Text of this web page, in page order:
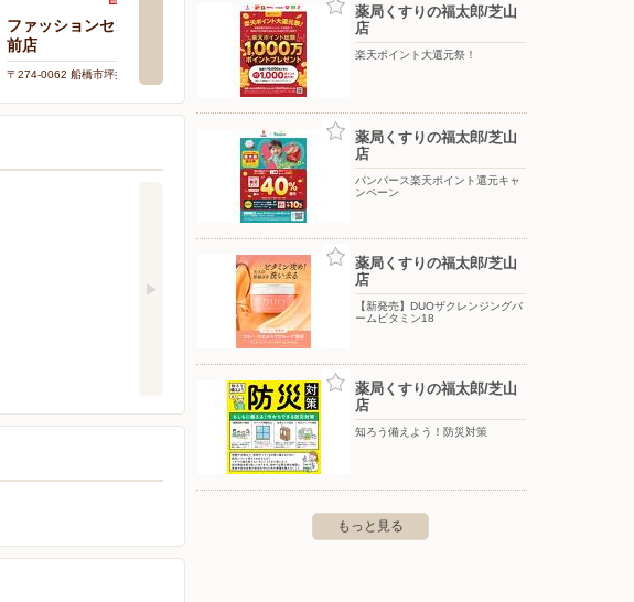
ファッションセンターしまむら/船橋日大
前店
〒274-0062 船橋市坪井東3-6-1
ファッションセンターしまむら/ららぽー
とTOKYO-BAY店
〒273-0012 船橋市浜町2-2-7
薬局くすりの福太郎/芝山
店
楽天ポイント大還元祭！
薬局くすりの福太郎/芝山
店
パンパース楽天ポイント還元キャ
ンペーン
薬局くすりの福太郎/芝山
店
【新発売】DUOザクレンジングバ
ームビタミン18
薬局くすりの福太郎/芝山
店
知ろう備えよう！防災対策
もっと見る